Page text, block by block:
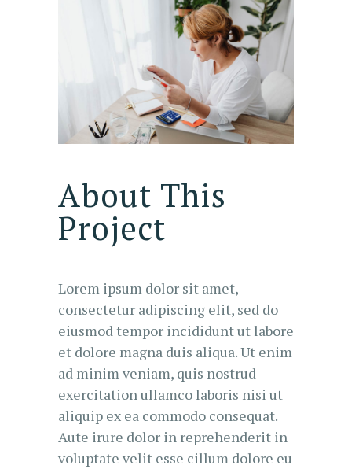
About This
Project
Lorem ipsum dolor sit amet,
consectetur adipiscing elit, sed do
eiusmod tempor incididunt ut labore
et dolore magna duis aliqua. Ut enim
ad minim veniam, quis nostrud
exercitation ullamco laboris nisi ut
aliquip ex ea commodo consequat.
Aute irure dolor in reprehenderit in
voluptate velit esse cillum dolore eu